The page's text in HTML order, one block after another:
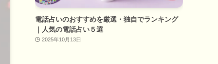
電話占いのおすすめを厳選・独自でランキング
｜人気の電話占い５選
2025年10月13日